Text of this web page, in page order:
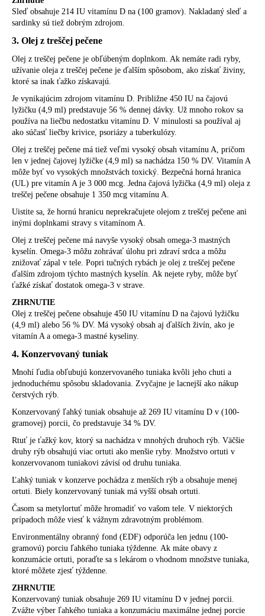
Sleď obsahuje 214 IU vitamínu D na (100 gramov). Nakladaný sleď a
sardinky sú tiež dobrým zdrojom.
3. Olej z treščej pečene
Olej z treščej pečene je obľúbeným doplnkom. Ak nemáte radi ryby,
užívanie oleja z treščej pečene je ďalším spôsobom, ako získať živiny,
ktoré sa inak ťažko získavajú.
Je vynikajúcim zdrojom vitamínu D. Približne 450 IU na čajovú
lyžičku (4,9 ml) predstavuje 56 % dennej dávky. Už mnoho rokov sa
používa na liečbu nedostatku vitamínu D. V minulosti sa používal aj
ako súčasť liečby krivice, psoriázy a tuberkulózy.
Olej z treščej pečene má tiež veľmi vysoký obsah vitamínu A, pričom
len v jednej čajovej lyžičke (4,9 ml) sa nachádza 150 % DV. Vitamín A
môže byť vo vysokých množstvách toxický. Bezpečná horná hranica
(UL) pre vitamín A je 3 000 mcg. Jedna čajová lyžička (4,9 ml) oleja z
treščej pečene obsahuje 1 350 mcg vitamínu A.
Uistite sa, že hornú hranicu neprekračujete olejom z treščej pečene ani
inými doplnkami stravy s vitamínom A.
Olej z treščej pečene má navyše vysoký obsah omega-3 mastných
kyselín. Omega-3 môžu zohrávať úlohu pri zdraví srdca a môžu
znižovať zápal v tele. Popri tučných rybách je olej z treščej pečene
ďalším zdrojom týchto mastných kyselín. Ak nejete ryby, môže byť
ťažké získať dostatok omega-3 v strave.
ZHRNUTIE
Olej z treščej pečene obsahuje 450 IU vitamínu D na čajovú lyžičku
(4,9 ml) alebo 56 % DV. Má vysoký obsah aj ďalších živín, ako je
vitamín A a omega-3 mastné kyseliny.
4. Konzervovaný tuniak
Mnohí ľudia obľubujú konzervovaného tuniaka kvôli jeho chuti a
jednoduchému spôsobu skladovania. Zvyčajne je lacnejší ako nákup
čerstvých rýb.
Konzervovaný ľahký tuniak obsahuje až 269 IU vitamínu D v (100-
gramovej) porcii, čo predstavuje 34 % DV.
Rtuť je ťažký kov, ktorý sa nachádza v mnohých druhoch rýb. Väčšie
druhy rýb obsahujú viac ortuti ako menšie ryby. Množstvo ortuti v
konzervovanom tuniakovi závisí od druhu tuniaka.
Ľahký tuniak v konzerve pochádza z menších rýb a obsahuje menej
ortuti. Biely konzervovaný tuniak má vyšší obsah ortuti.
Časom sa metylortuť môže hromadiť vo vašom tele. V niektorých
prípadoch môže viesť k vážnym zdravotným problémom.
Environmentálny obranný fond (EDF) odporúča len jednu (100-
gramovú) porciu ľahkého tuniaka týždenne. Ak máte obavy z
konzumácie ortuti, poraďte sa s lekárom o vhodnom množstve tuniaka,
ktoré môžete zjesť týždenne.
ZHRNUTIE
Konzervovaný tuniak obsahuje 269 IU vitamínu D v jednej porcii.
Zvážte výber ľahkého tuniaka a konzumáciu maximálne jednej porcie